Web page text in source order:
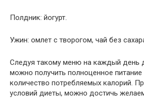
Полдник: йогурт.
Ужин: омлет с творогом, чай без
Следуя такому меню на каждый день
можно получить полноценное питание
количество потребляемых калорий.
условий диеты, можно достичь